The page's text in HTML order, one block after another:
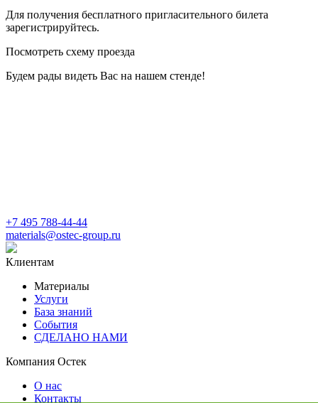
Для получения бесплатного пригласительного билета
зарегистрируйтесь.
Посмотреть схему проезда
Будем рады видеть Вас на нашем стенде!
+7 495 788-44-44
materials@ostec-group.ru
Клиентам
Материалы
Услуги
База знаний
События
СДЕЛАНО НАМИ
Компания Остек
О нас
Контакты